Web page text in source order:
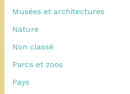
Musées et architectures
Nature
Non classé
Parcs et zoos
Pays